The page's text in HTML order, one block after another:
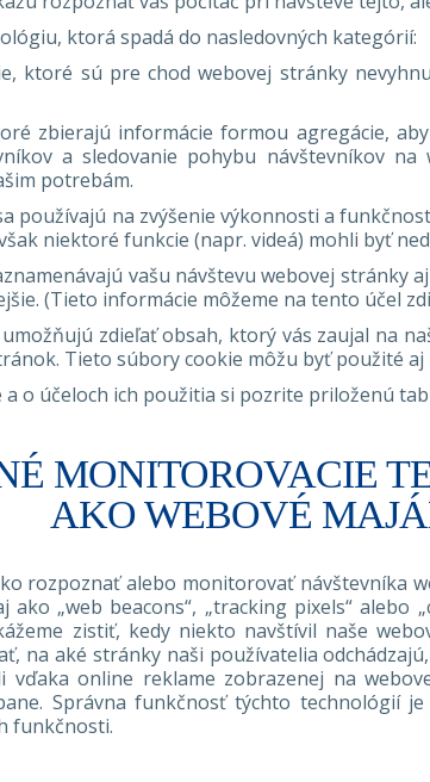
ktorá spadá do nasledovných kategórií:
ktoré sú pre chod webovej stránky
zbierajú informácie formou agregácie,
a sledovanie pohybu návštevníkov
potrebám.
používajú na zvýšenie výkonnosti a
niektoré funkcie (napr. videá) mohli byť
vašu návštevu webovej
(Tieto informácie môžeme na tento účel
zdieľať obsah, ktorý vás zaujal na
Tieto súbory cookie môžu byť použité aj
o účeloch ich použitia si pozrite priloženú
MONITOROVACIE
AKO WEBOVÉ
rozpoznať alebo monitorovať návštevníka
„web beacons“, „tracking pixels“
zistiť, kedy niekto navštívil naše
na aké stránky naši používatelia
online reklame zobrazenej na
Správna funkčnosť týchto technológií
funkčnosti.